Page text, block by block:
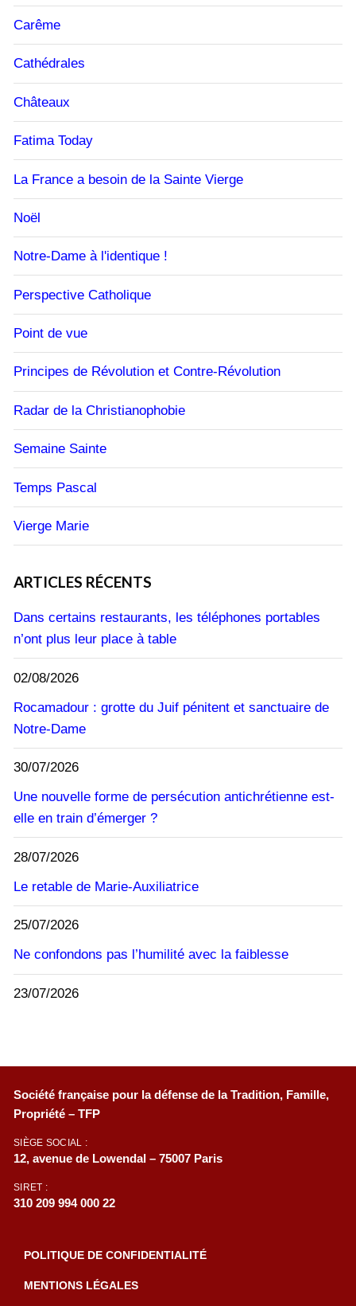
Carême
Cathédrales
Châteaux
Fatima Today
La France a besoin de la Sainte Vierge
Noël
Notre-Dame à l'identique !
Perspective Catholique
Point de vue
Principes de Révolution et Contre-Révolution
Radar de la Christianophobie
Semaine Sainte
Temps Pascal
Vierge Marie
ARTICLES RÉCENTS
Dans certains restaurants, les téléphones portables
n’ont plus leur place à table
02/08/2026
Rocamadour : grotte du Juif pénitent et sanctuaire de
Notre-Dame
30/07/2026
Une nouvelle forme de persécution antichrétienne est-
elle en train d’émerger ?
28/07/2026
Le retable de Marie-Auxiliatrice
25/07/2026
Ne confondons pas l’humilité avec la faiblesse
23/07/2026
Société française pour la défense de la Tradition, Famille,
Propriété – TFP
SIÈGE SOCIAL :
12, avenue de Lowendal – 75007 Paris
SIRET :
310 209 994 000 22
POLITIQUE DE CONFIDENTIALITÉ
MENTIONS LÉGALES